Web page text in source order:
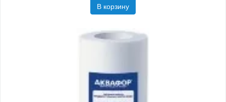
В корзину